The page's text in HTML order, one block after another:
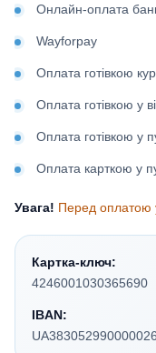
Онлайн-оплата
Wayforpay
Оплата готівкою
Оплата готівкою у
Оплата готівкою у
Оплата карткою у
Увага! Перед оплатою
Картка-ключ:
4246001030365690
IBAN: